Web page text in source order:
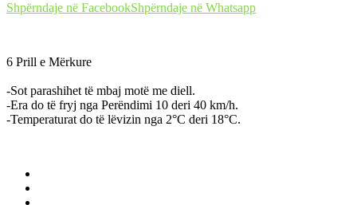
Shpërndaje në FacebookShpërndaje në Whatsapp
6 Prill e Mërkure
-Sot parashihet të mbaj motë me diell.
-Era do të fryj nga Perëndimi 10 deri 40 km/h.
-Temperaturat do të lëvizin nga 2°C deri 18°C.